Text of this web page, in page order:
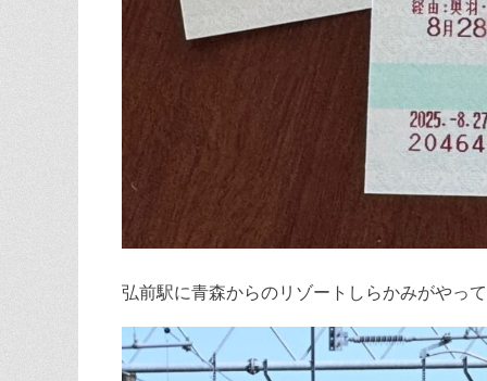
弘前駅に青森からのリゾートしらかみがやっ